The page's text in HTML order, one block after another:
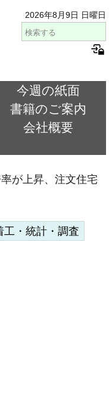
2026年8月9日 日曜日
今週の紙面
書籍のご案内
会社概要
が上昇、注文住宅
工・統計・調査